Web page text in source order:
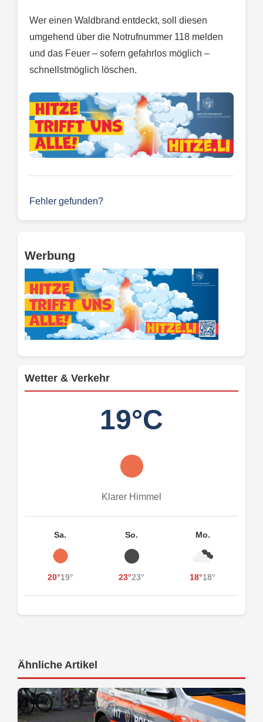
Wer einen Waldbrand entdeckt, soll diesen
umgehend über die Notrufnummer 118 melden
und das Feuer – sofern gefahrlos möglich –
schnellstmöglich löschen.
Fehler gefunden?
Werbung
Wetter & Verkehr
19°C
Klarer Himmel
Sa.
20°19°
So.
23°23°
Mo.
18°18°
Ähnliche Artikel